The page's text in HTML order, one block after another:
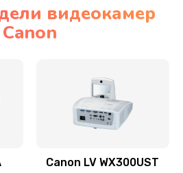
дисплея
кнопки
Заказать
видеокамер
Canon
Canon LV WX300UST